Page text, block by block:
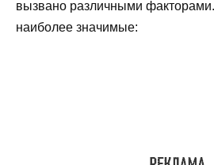
вызвано различными
наиболее значимые: